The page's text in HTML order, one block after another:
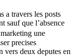
a travers les posts
sauf que l’absence
une
precises
vers deux deputes en